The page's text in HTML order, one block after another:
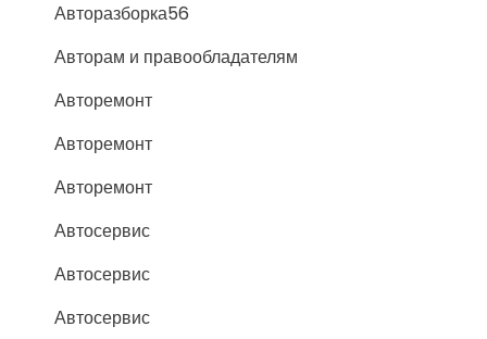
Авторазборка56
Авторам и правообладателям
Авторемонт
Авторемонт
Авторемонт
Автосервис
Автосервис
Автосервис